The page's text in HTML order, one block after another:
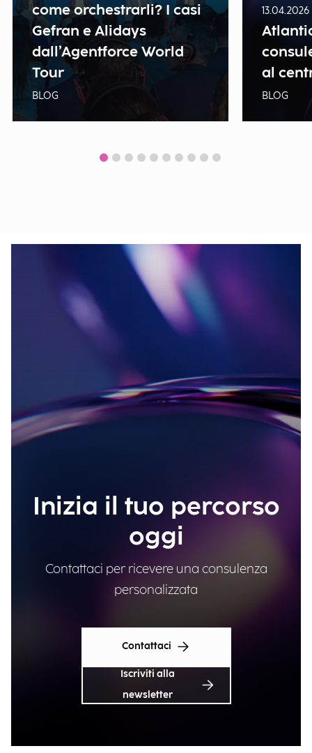
come orchestrarli? I casi
Gefran e Alidays
dall’Agentforce World
Tour
BLOG
13.04.2026
al
BLOG
Inizia il tuo percorso
oggi
Contattaci per ricevere una consulenza
personalizzata
Contattaci
Iscriviti alla
newsletter